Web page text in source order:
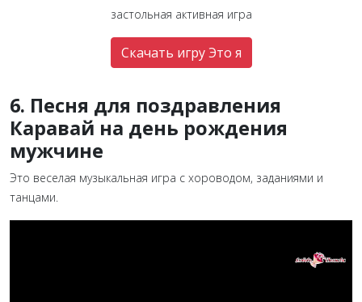
застольная активная игра
Скачать игру Это я
6. Песня для поздравления
Каравай на день рождения
мужчине
Это веселая музыкальная игра с хороводом, заданиями и
танцами.